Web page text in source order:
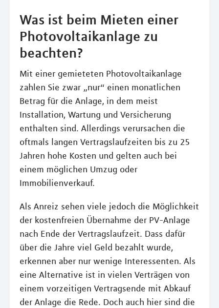
Was ist beim Mieten einer
Photovoltaikanlage zu
beachten?
Mit einer gemieteten Photovoltaikanlage
zahlen Sie zwar „nur“ einen monatlichen
Betrag für die Anlage, in dem meist
Installation, Wartung und Versicherung
enthalten sind. Allerdings verursachen die
oftmals langen Vertragslaufzeiten bis zu 25
Jahren hohe Kosten und gelten auch bei
einem möglichen Umzug oder
Immobilienverkauf.
Als Anreiz sehen viele jedoch die Möglichkeit
der kostenfreien Übernahme der PV-Anlage
nach Ende der Vertragslaufzeit. Dass dafür
über die Jahre viel Geld bezahlt wurde,
erkennen aber nur wenige Interessenten. Als
eine Alternative ist in vielen Verträgen von
einem vorzeitigen Vertragsende mit Abkauf
der Anlage die Rede. Doch auch hier sind die